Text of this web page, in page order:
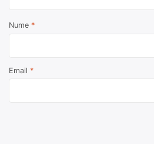
Nume *
Email *